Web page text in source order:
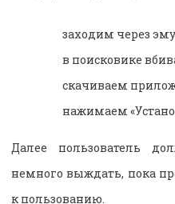
заходим через
в поисковике
скачиваем
нажимаем
Далее пользователь
немного выждать, пока
к пользованию.